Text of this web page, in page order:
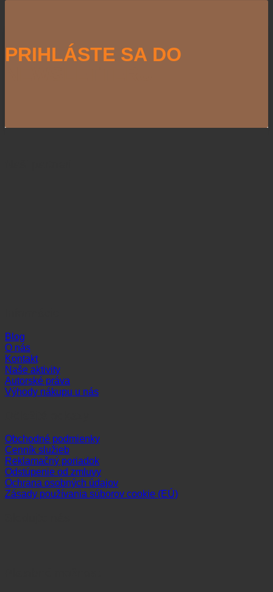
PRIHLÁSTE SA DO
Blog
O nás
Kontakt
Naše aktivity
Autorské práva
Výhody nákupu u nás
Obchodné podmienky
Cenník služieb
Reklamačný poriadok
Odstúpenie od zmluvy
Ochrana osobných údajov
Zásady používania súborov cookie (EÚ)